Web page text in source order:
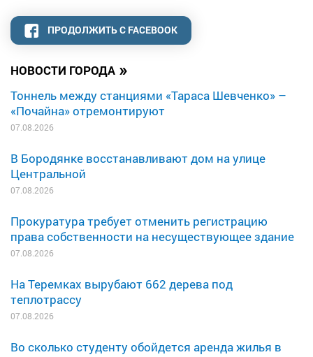
НОВОСТИ ГОРОДА »
Тоннель между станциями «Тараса Шевченко» –
«Почайна» отремонтируют
07.08.2026
В Бородянке восстанавливают дом на улице
Центральной
07.08.2026
Прокуратура требует отменить регистрацию
права собственности на несуществующее здание
07.08.2026
На Теремках вырубают 662 дерева под
теплотрассу
07.08.2026
Во сколько студенту обойдется аренда жилья в
ПРОДОЛЖИТЬ С FACEBOOK